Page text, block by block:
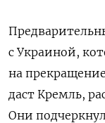
с Украиной,
на
даст Кремль,
Они